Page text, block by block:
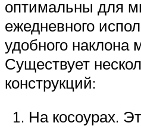
оптимальны для
ежедневного
удобного наклона
Существует
конструкций:
На косоурах.